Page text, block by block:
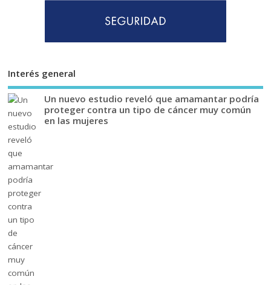
Interés general
Un nuevo estudio reveló que amamantar podría
proteger contra un tipo de cáncer muy común
en las mujeres